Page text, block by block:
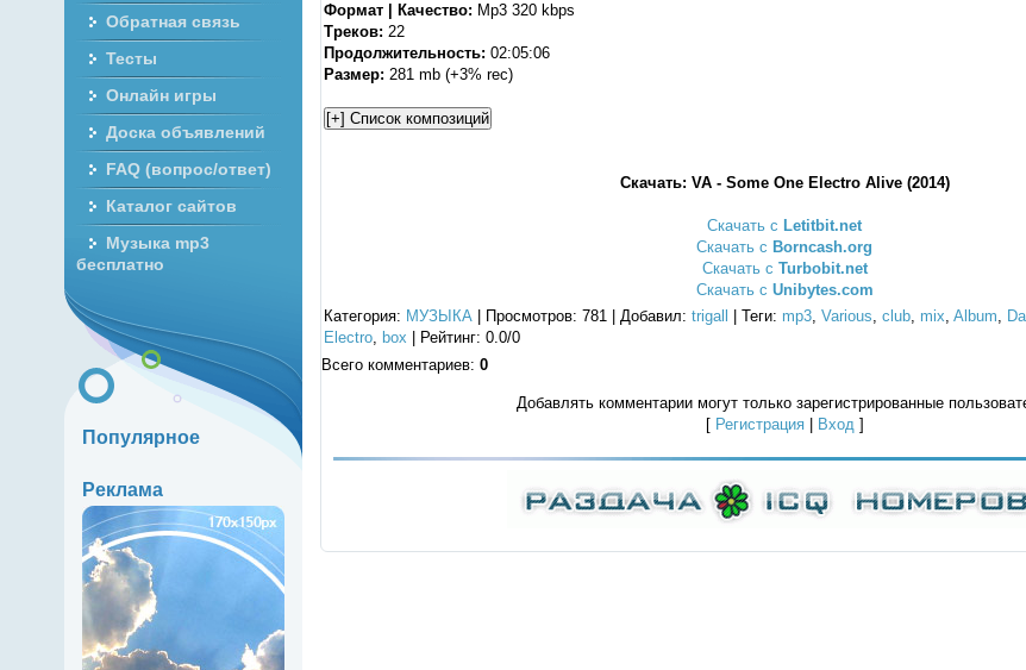
Формат | Качество: Mp3 320 kbps
Треков: 22
Продолжительность: 02:05:06
Размер: 281 mb (+3% rec)
Скачать: VA - Some One Electro Alive (2014)
Скачать с Letitbit.net
Скачать с Borncash.org
Скачать с Turbobit.net
Скачать с Unibytes.com
Категория: МУЗЫКА| Просмотров: 781 | Добавил: trigall Теги: mp3, Various, club, mix, Album,
Electro, box Рейтинг: 0.0/0
Всего комментариев: 0
Добавлять комментарии могут только зарегистрированные
[ Регистрация Вход ]
Обратная связь
Тесты
Онлайн игры
Доска объявлений
FAQ (вопрос/ответ)
Каталог сайтов
Музыка mp3
бесплатно
Популярное
Реклама